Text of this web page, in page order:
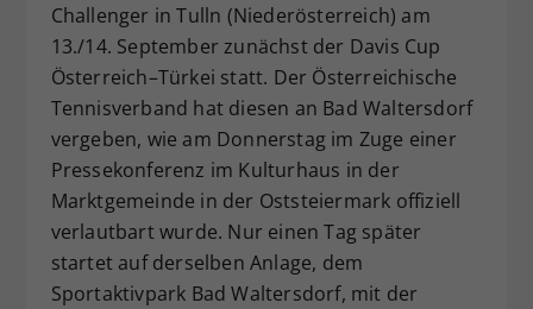
Challenger in Tulln (Niederösterreich) am
13./14. September zunächst der Davis Cup
Österreich–Türkei statt. Der Österreichische
Tennisverband hat diesen an Bad Waltersdorf
vergeben, wie am Donnerstag im Zuge einer
Pressekonferenz im Kulturhaus in der
Marktgemeinde in der Oststeiermark offiziell
verlautbart wurde. Nur einen Tag später
startet auf derselben Anlage, dem
Sportaktivpark Bad Waltersdorf, mit der